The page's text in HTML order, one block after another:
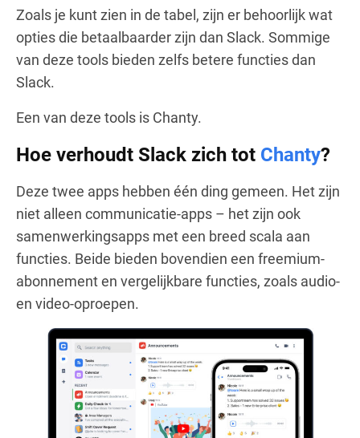
Zoals je kunt zien in de tabel, zijn er behoorlijk wat
opties die betaalbaarder zijn dan Slack. Sommige
van deze tools bieden zelfs betere functies dan
Slack.
Een van deze tools is Chanty.
Hoe verhoudt Slack zich tot Chanty?
Deze twee apps hebben één ding gemeen. Het zijn
niet alleen communicatie-apps – het zijn ook
samenwerkingsapps met een breed scala aan
functies. Beide bieden bovendien een freemium-
abonnement en vergelijkbare functies, zoals audio-
en video-oproepen.